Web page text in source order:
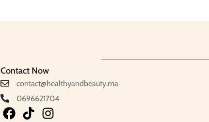
Contact Now
contact@healthyandbeauty.ma
0696621704